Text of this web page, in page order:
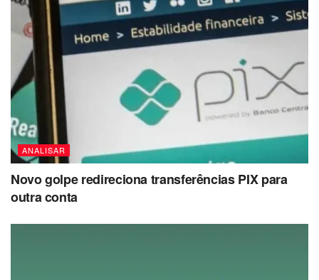
ANALISAR
Novo golpe redireciona transferências PIX para
outra conta